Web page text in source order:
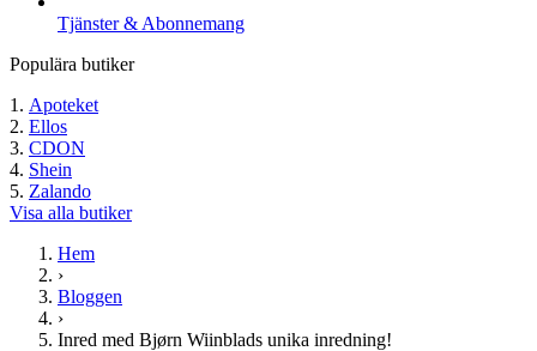
Tjänster & Abonnemang
Populära butiker
Apoteket
Ellos
CDON
Shein
Zalando
Visa alla butiker
Hem
›
Bloggen
›
Inred med Bjørn Wiinblads unika inredning!